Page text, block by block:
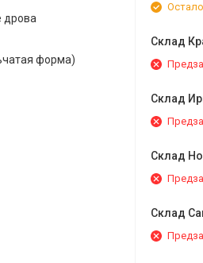
дрова
форма)
Склад
Склад
Склад
Склад